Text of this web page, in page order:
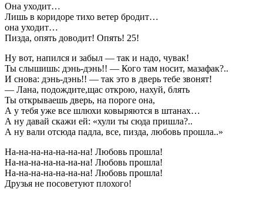
Она уходит…
Лишь в коридоре тихо ветер бродит…
она уходит…
Пизда, опять доводит! Опять! 25!
Ну вот, напился и забыл — так и надо, чувак!
Ты слышишь: дэнь-дэнь!! — Кого там носит, мазафак?..
И снова: дэнь-дэнь!! — так это в дверь тебе звонят!
— Лана, подождите,щас открою, нахуй, блять
Ты открываешь дверь, на пороге она,
А у тебя уже все шлюхи ковыряются в штанах…
А ну давай скажи ей: «хули ты сюда пришла?..
А ну вали отсюда падла, все, пизда, любовь прошла..»
На-на-на-на-на-на-на! Любовь прошла!
На-на-на-на-на-на-на! Любовь прошла!
На-на-на-на-на-на-на! Любовь прошла!
Друзья не посоветуют плохого!